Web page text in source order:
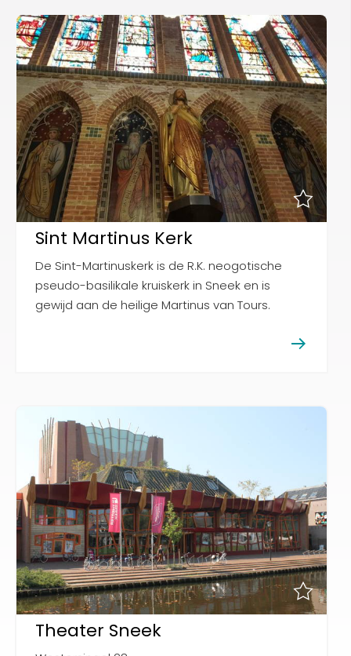
Winkelen in Sneek
Bootverhuur
Sint Martinus Kerk
De Sint-Martinuskerk is de R.K. neogotische
pseudo-basilikale kruiskerk in Sneek en is
gewijd aan de heilige Martinus van Tours.
Theater Sneek